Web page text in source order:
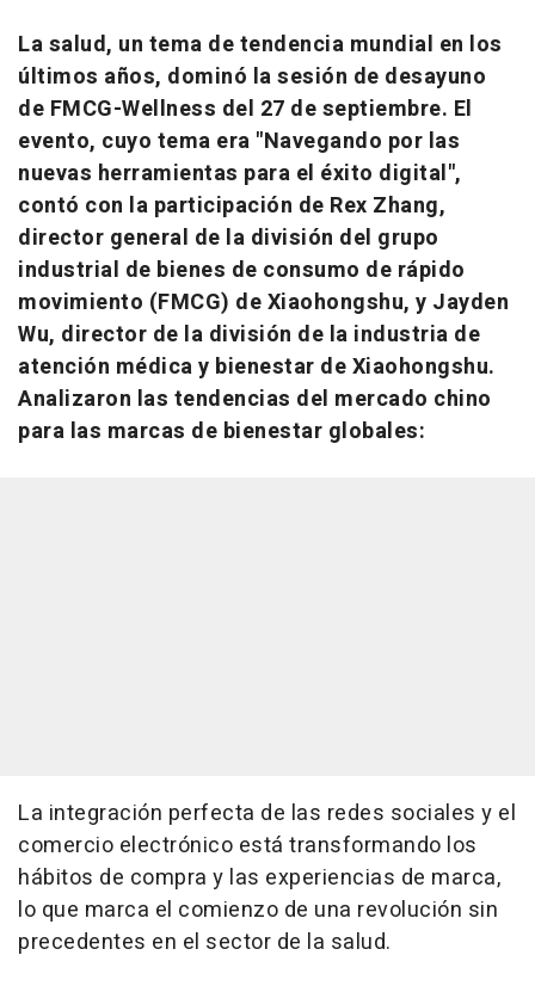
La salud, un tema de tendencia mundial en los
últimos años, dominó la sesión de desayuno
de FMCG-Wellness del 27 de septiembre. El
evento, cuyo tema era "Navegando por las
nuevas herramientas para el éxito digital",
contó con la participación de Rex Zhang,
director general de la división del grupo
industrial de bienes de consumo de rápido
movimiento (FMCG) de Xiaohongshu, y Jayden
Wu, director de la división de la industria de
atención médica y bienestar de Xiaohongshu.
Analizaron las tendencias del mercado chino
para las marcas de bienestar globales:
La integración perfecta de las redes sociales y el
comercio electrónico está transformando los
hábitos de compra y las experiencias de marca,
lo que marca el comienzo de una revolución sin
precedentes en el sector de la salud.